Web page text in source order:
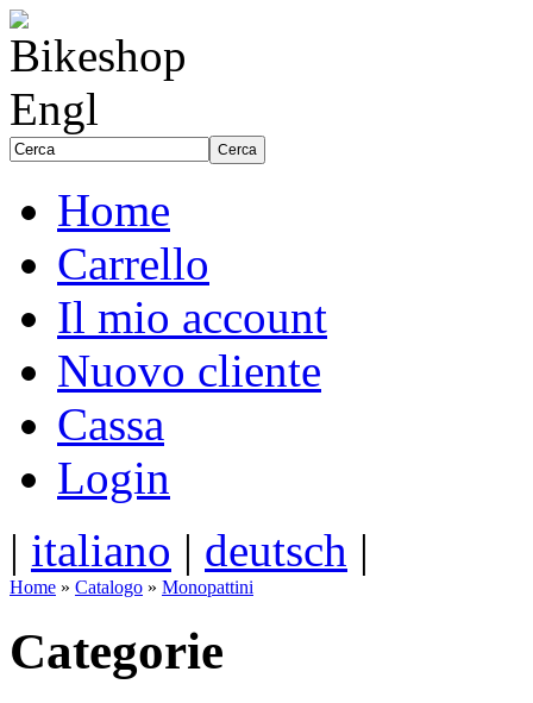
Home
Carrello
Il mio account
Nuovo cliente
Cassa
Login
| italiano | deutsch |
Home » Catalogo » Monopattini
Categorie